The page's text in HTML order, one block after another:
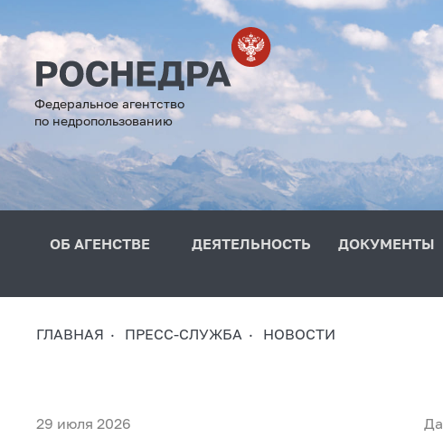
Федеральное агентство
по недропользованию
ОБ АГЕНСТВЕ ДЕЯТЕЛЬНОСТЬ ДОКУМЕНТЫ
ГЛАВНАЯ ПРЕСС-СЛУЖБА НОВОСТИ
29 июля 2026